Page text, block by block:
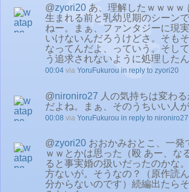
@zyori20 あ、理解したｗｗｗｗ
生まれる前と乳幼児期のシーン
ねー。まぁ、ファンタジーに現
いけないんだろうけどさ。そも
なってんだよ、っていう。そし
う追求されないように処理した
00:04 via YoruFukurou in reply to zyori20
@nironiro27 人の気持ちは変わ
だよね。まぁ、そのうちいい人が
00:08 via YoruFukurou in reply to nironiro27
@zyori20 おおかみおとこ、一発
ｗｗとかは思った（殴 あー、な
ると事実婚の扱いだったのかな
方ないが。そうなの？（原作読
分からないのです）続編出たら